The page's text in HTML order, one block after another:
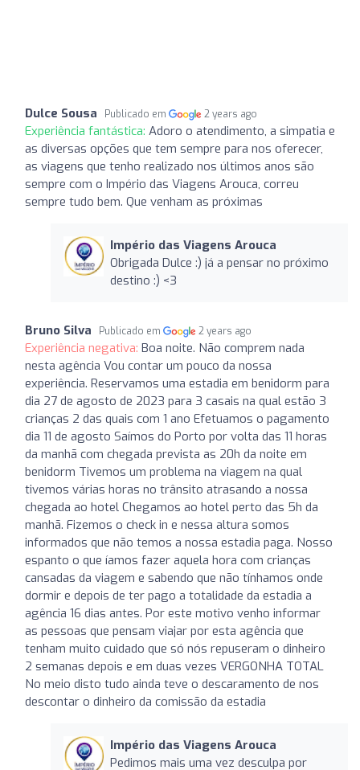
Dulce Sousa Publicado em 2 years ago
Experiência fantástica: Adoro o atendimento, a simpatia e
as diversas opções que tem sempre para nos oferecer,
as viagens que tenho realizado nos últimos anos são
sempre com o Império das Viagens Arouca, correu
sempre tudo bem. Que venham as próximas
Império das Viagens Arouca
Obrigada Dulce :) já a pensar no próximo
destino :) <3
Bruno Silva Publicado em 2 years ago
Experiência negativa: Boa noite. Não comprem nada
nesta agência Vou contar um pouco da nossa
experiência. Reservamos uma estadia em benidorm para
dia 27 de agosto de 2023 para 3 casais na qual estão 3
crianças 2 das quais com 1 ano Efetuamos o pagamento
dia 11 de agosto Saímos do Porto por volta das 11 horas
da manhã com chegada prevista as 20h da noite em
benidorm Tivemos um problema na viagem na qual
tivemos várias horas no trânsito atrasando a nossa
chegada ao hotel Chegamos ao hotel perto das 5h da
manhã. Fizemos o check in e nessa altura somos
informados que não temos a nossa estadia paga. Nosso
espanto o que íamos fazer aquela hora com crianças
cansadas da viagem e sabendo que não tínhamos onde
dormir e depois de ter pago a totalidade da estadia a
agência 16 dias antes. Por este motivo venho informar
as pessoas que pensam viajar por esta agência que
tenham muito cuidado que só nós repuseram o dinheiro
2 semanas depois e em duas vezes VERGONHA TOTAL
No meio disto tudo ainda teve o descaramento de nos
descontar o dinheiro da comissão da estadia
Império das Viagens Arouca
Pedimos mais uma vez desculpa por